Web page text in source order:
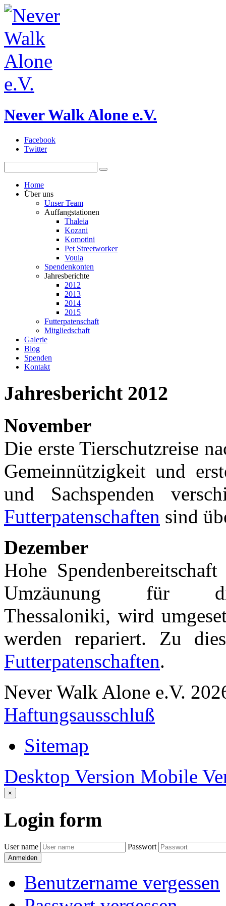
Never Walk Alone e.V.
Facebook
Twitter
Home
Über uns
Unser Team
Auffangstationen
Thaleia
Kozani
Komotini
Pet Streetworker
Voula
Spendenkonten
Jahresberichte
2012
2013
2014
2015
Futterpatenschaft
Mitgliedschaft
Galerie
Blog
Spenden
Kontakt
Jahresbericht 2012
November
Die erste Tierschutzreise
Gemeinnützigkeit und
und Sachspenden
Futterpatenschaften sind
Dezember
Hohe
Umzäunung für
Thessaloniki, wird
werden repariert. Zu
Futterpatenschaften.
Never Walk Alone e.V.
Haftungsausschluß
Sitemap
Desktop Version Mobile
×
Login form
User name Passwort
Anmelden
Benutzername vergessen